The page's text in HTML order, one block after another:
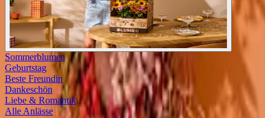
Sommerblumen
Geburtstag
Beste Freundin
Dankeschön
Liebe & Romantik
Alle Anlässe